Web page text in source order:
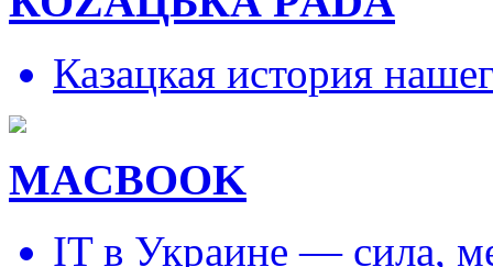
Казацкая история
MACBOOK
IT в Украине — сила,